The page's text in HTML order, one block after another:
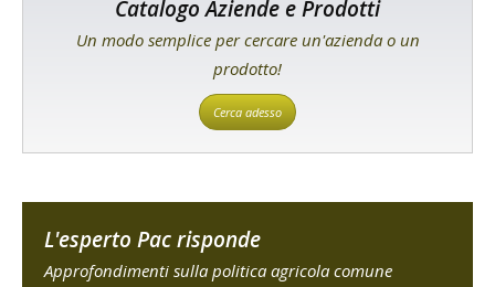
Catalogo Aziende e Prodotti
Un modo semplice per cercare un'azienda o un
prodotto!
Cerca adesso
L'esperto Pac risponde
Approfondimenti sulla politica agricola comune